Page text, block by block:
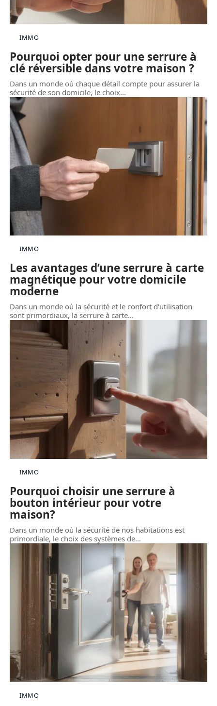
IMMO
Pourquoi opter pour une serrure à
clé réversible dans votre maison ?
Dans un monde où chaque détail compte pour assurer la
sécurité de son domicile, le choix…
IMMO
Les avantages d’une serrure à carte
magnétique pour votre domicile
moderne
Dans un monde où la sécurité et le confort d'utilisation
sont primordiaux, la serrure à carte…
IMMO
Pourquoi choisir une serrure à
bouton intérieur pour votre
maison?
Dans un monde où la sécurité de nos habitations est
primordiale, le choix des systèmes de…
IMMO